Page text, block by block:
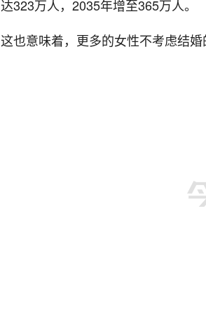
达323万人，2035年增至365万人。
这也意味着，更多的女性不考虑结